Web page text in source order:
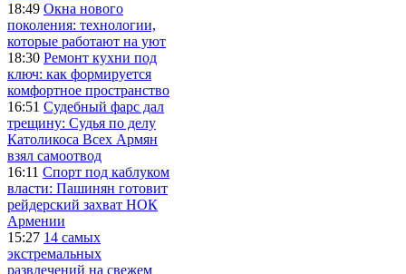
18:49 Окна нового
поколения: технологии,
которые работают на уют
18:30 Ремонт кухни под
ключ: как формируется
комфортное пространство
16:51 Судебный фарс дал
трещину: Судья по делу
Католикоса Всех Армян
взял самоотвод
16:11 Спорт под каблуком
власти: Пашинян готовит
рейдерский захват НОК
Армении
15:27 14 самых
экстремальных
развлечений на свежем